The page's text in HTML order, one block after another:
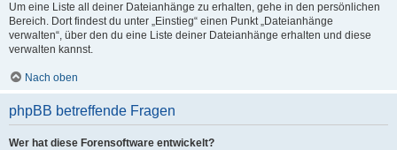
Um eine Liste all deiner Dateianhänge zu erhalten, gehe in den persönlichen
Bereich. Dort findest du unter „Einstieg“ einen Punkt „Dateianhänge
verwalten“, über den du eine Liste deiner Dateianhänge erhalten und diese
verwalten kannst.
Nach oben
phpBB betreffende Fragen
Wer hat diese Forensoftware entwickelt?